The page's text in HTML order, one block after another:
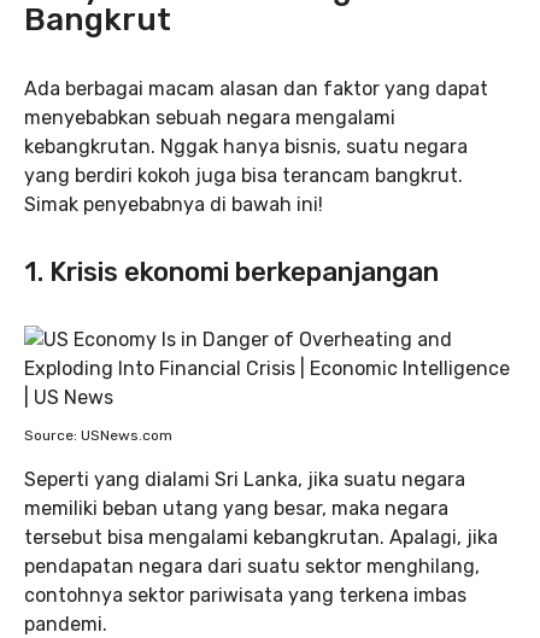
Bangkrut
Ada berbagai macam alasan dan faktor yang dapat
menyebabkan sebuah negara mengalami
kebangkrutan. Nggak hanya bisnis, suatu negara
yang berdiri kokoh juga bisa terancam bangkrut.
Simak penyebabnya di bawah ini!
1. Krisis ekonomi berkepanjangan
Source: USNews.com
Seperti yang dialami Sri Lanka, jika suatu negara
memiliki beban utang yang besar, maka negara
tersebut bisa mengalami kebangkrutan. Apalagi, jika
pendapatan negara dari suatu sektor menghilang,
contohnya sektor pariwisata yang terkena imbas
pandemi.